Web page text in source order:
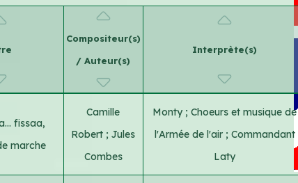
Compositeur(s)
/ Auteur(s)
Interprète(s)
fissaa,
marche
Camille
Robert ;Jules
Combes
Monty ;Choeurs et musique de
l'Armée de l'air ; Commandant
Laty